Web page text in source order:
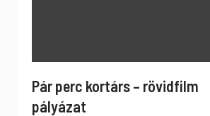
Pár perc kortárs – rövidfilm
pályázat